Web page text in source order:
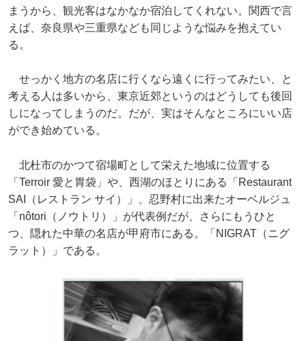
まうから、観光客はなかなか宿泊してくれない。関西で言
えば、奈良県や三重県なども同じような悩みを抱えてい
る。
せっかく地方の名店に行くなら遠くに行ってみたい、と
考える人は多いから、東京近郊というのはどうしても後回
しになってしまうのだ。だが、実はそんなところにいい店
ができ始めている。
北杜市のかつて宿場町として栄えた地域に位置する
「Terroir 愛と胃袋」や、西湖のほとりにある「Restaurant
SAI（レストラン サイ）」、忍野村に出来たオーベルジュ
「nôtori（ノウトリ）」が代表例だが、さらにもうひと
つ、隠れた中華の名店が甲府市にある。「NIGRAT（ニグ
ラット）」である。